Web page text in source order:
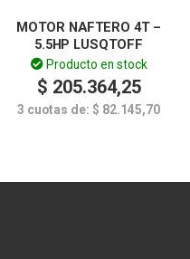
MOTOR NAFTERO 4T –
5.5HP LUSQTOFF
Producto en stock
$ 205.364,25
3 cuotas de: $ 82.145,70